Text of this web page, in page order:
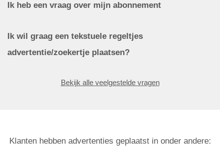
Ik heb een vraag over mijn abonnement
Ik wil graag een tekstuele regeltjes
advertentie/zoekertje plaatsen?
Bekijk alle veelgestelde vragen
Klanten hebben advertenties geplaatst in onder andere: